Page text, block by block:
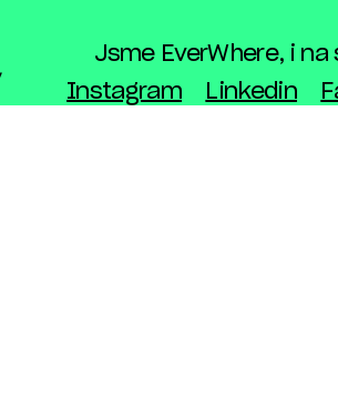
Jsme EverWhere, i na
Instagram
Linkedin